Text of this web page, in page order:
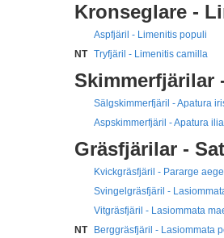
Kronseglare -
Aspfjäril - Limenitis populi
NT
Tryfjäril - Limenitis camilla
Skimmerfjärilar
Sälgskimmerfjäril - Apatura
Aspskimmerfjäril - Apatura ilia
Gräsfjärilar -
Kvickgräsfjäril - Pararge
Svingelgräsfjäril -
Vitgräsfjäril - Lasiommata
NT
Berggräsfjäril - Lasiommata